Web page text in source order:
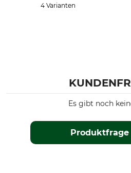
4 Varianten
Es gibt noch